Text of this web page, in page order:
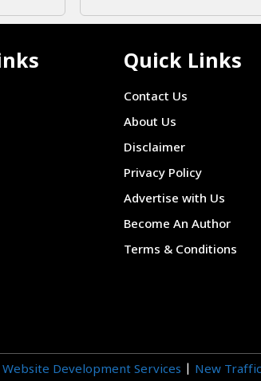
Quick Links
Contact Us
About Us
Disclaimer
Privacy Policy
Advertise with Us
Become An Author
Terms & Conditions
Website Development Services New